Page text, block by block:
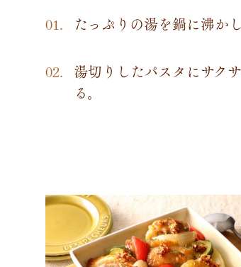
たっぷりの湯を鍋に沸か
湯切りしたパスタにサク
る。